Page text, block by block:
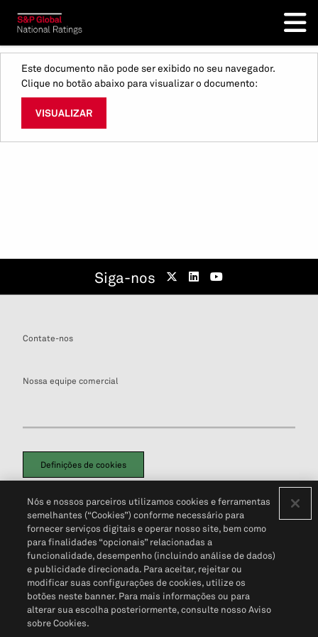
Este documento não pode ser exibido no seu navegador.
Clique no botão abaixo para visualizar o documento:
VISUALIZAR
Siga-nos
Contate-nos
Nossa equipe comercial
Definições de cookies
Política de PrivacidadePortal de privacidade do cliente (em inglês)
Não Venda Minhas Informações Pessoais© 2026 S&P Global
Nós e nossos parceiros utilizamos cookies e ferramentas
semelhantes (“Cookies”) conforme necessário para
fornecer serviços digitais e operar nosso site, bem como
para finalidades “opcionais” relacionadas a
funcionalidade, desempenho (incluindo análise de dados)
e publicidade direcionada. Para aceitar, rejeitar ou
modificar suas configurações de cookies, utilize os
botões neste banner. Para mais informações ou para
alterar sua escolha posteriormente, consulte nosso Aviso
sobre Cookies.